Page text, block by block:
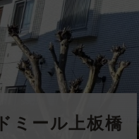
ドミール上板橋